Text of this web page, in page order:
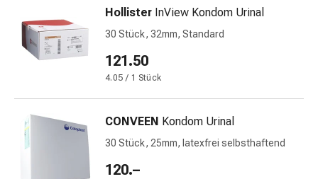
Prostata
Nieren-
und
Blasenbeschwerden
&
Fieber
Kopfschmerzen
&
Migräne
Hollister InView Kondom Urinal
30 Stück, 32mm, Standard
121.50
4.05 / 1 Stück
CONVEEN Kondom Urinal
30 Stück, 25mm, latexfrei selbsthaftend
120.–